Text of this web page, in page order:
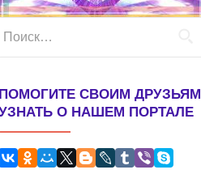
ПОМОГИТЕ СВОИМ ДРУЗЬЯМ
О НАШЕМ ПОРТАЛЕ